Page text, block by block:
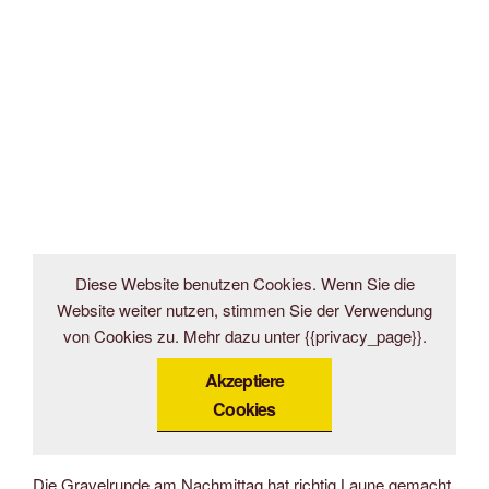
Diese Website benutzen Cookies. Wenn Sie die
Website weiter nutzen, stimmen Sie der Verwendung
von Cookies zu. Mehr dazu unter {{privacy_page}}.
Akzeptiere
Cookies
Die Gravelrunde am Nachmittag hat richtig Laune gemacht